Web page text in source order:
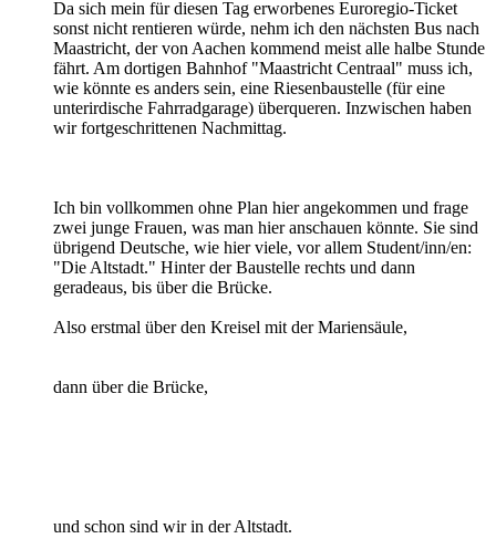
Da sich mein für diesen Tag erworbenes Euroregio-Ticket
sonst nicht rentieren würde, nehm ich den nächsten Bus nach
Maastricht, der von Aachen kommend meist alle halbe Stunde
fährt. Am dortigen Bahnhof "Maastricht Centraal" muss ich,
wie könnte es anders sein, eine Riesenbaustelle (für eine
unterirdische Fahrradgarage) überqueren. Inzwischen haben
wir fortgeschrittenen Nachmittag.
Ich bin vollkommen ohne Plan hier angekommen und frage
zwei junge Frauen, was man hier anschauen könnte. Sie sind
übrigend Deutsche, wie hier viele, vor allem Student/inn/en:
"Die Altstadt." Hinter der Baustelle rechts und dann
geradeaus, bis über die Brücke.
Also erstmal über den Kreisel mit der Mariensäule,
dann über die Brücke,
und schon sind wir in der Altstadt.